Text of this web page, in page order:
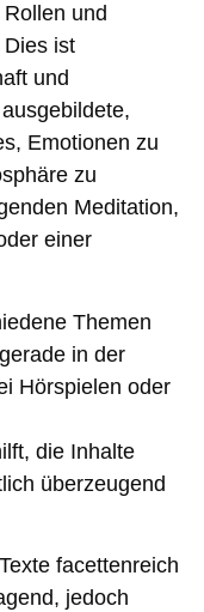
und
ist
und
Emotionen zu
zu
Meditation,
einer
Themen
in der
Hörspielen oder
die Inhalte
überzeugend
facettenreich
jedoch